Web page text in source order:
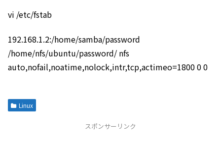
vi /etc/fstab
192.168.1.2:/home/samba/password
/home/nfs/ubuntu/password/ nfs
auto,nofail,noatime,nolock,intr,tcp,actimeo=1800 0 0
Linux
スポンサーリンク